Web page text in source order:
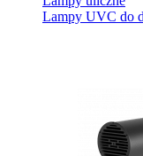
Lampy UVC do